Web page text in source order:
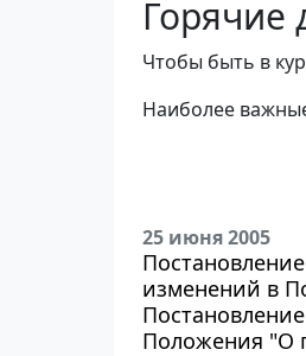
Горячие
Чтобы быть в
Наиболее
25 июня 2005
изменений в
Положения "О